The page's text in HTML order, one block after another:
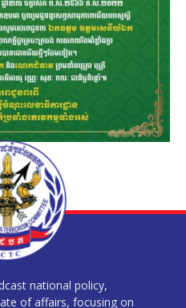
national policy,
of affairs, focusing on